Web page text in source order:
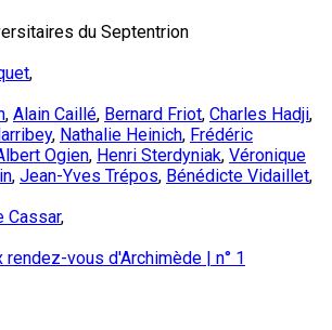
du Septentrion
,
, Alain Caillé, Bernard Friot, Charles Hadji,
, Nathalie Heinich, Frédéric
Ogien, Henri Sterdyniak, Véronique
, Jean-Yves Trépos, Bénédicte Vidaillet,
Cassar,
rendez-vous d'Archimède | n° 1